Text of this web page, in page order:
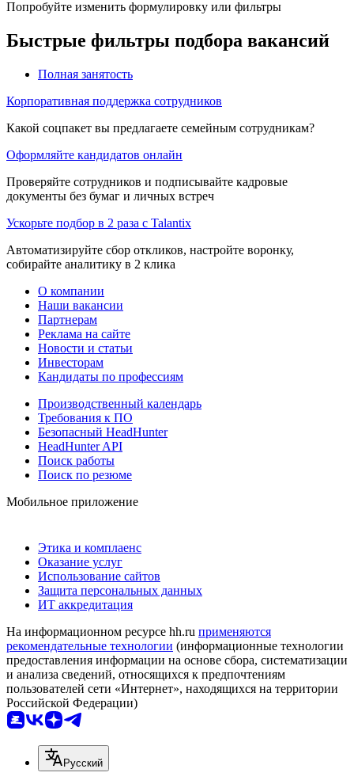
Попробуйте изменить формулировку или фильтры
Быстрые фильтры подбора вакансий
Полная занятость
Корпоративная поддержка сотрудников
Какой соцпакет вы предлагаете семейным сотрудникам?
Оформляйте кандидатов онлайн
Проверяйте сотрудников и подписывайте кадровые
документы без бумаг и личных встреч
Ускорьте подбор в 2 раза с Talantix
Автоматизируйте сбор откликов, настройте воронку,
собирайте аналитику в 2 клика
О компании
Наши вакансии
Партнерам
Реклама на сайте
Новости и статьи
Инвесторам
Кандидаты по профессиям
Производственный календарь
Требования к ПО
Безопасный HeadHunter
HeadHunter API
Поиск работы
Поиск по резюме
Мобильное приложение
Этика и комплаенс
Оказание услуг
Использование сайтов
Защита персональных данных
ИТ аккредитация
На информационном ресурсе hh.ru применяются
рекомендательные технологии (информационные технологии
предоставления информации на основе сбора, систематизации
и анализа сведений, относящихся к предпочтениям
пользователей сети «Интернет», находящихся на территории
Российской Федерации)
Русский